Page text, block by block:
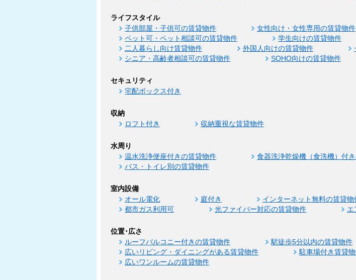
ライフスタイル
子供部屋・子供可の賃貸物件 女性向け・女性専用の賃貸物件
ペット可・ペット相談可の賃貸物件
学生向けの賃貸物件
二人暮らし向け賃貸物件
外国人向けの賃貸物件
シニア・高齢者相談可の賃貸物件
SOHO向けの賃貸物件
セキュリティ
宅配ボックス付き
収納
ロフト付き 収納重視な賃貸物件
水周り
温水洗浄便座付きの賃貸物件 食器洗浄乾燥機（食洗機）付
バス・トイレ別の賃貸物件
室内設備
オール電化 庭付き インターネット無料の賃貸物
都市ガス利用可
光ファイバー対応の賃貸物件 エ
位置･広さ
ルーフバルコニー付きの賃貸物件 駅徒歩5分以内の賃貸物件
広いリビング・ダイニングがある賃貸物件
駐車場付き賃貸
広いワンルームの賃貸物件